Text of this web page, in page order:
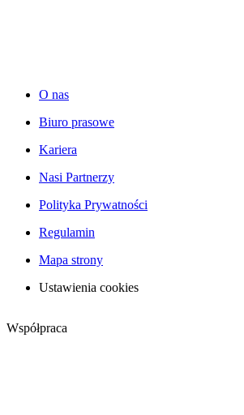
O nas
Biuro prasowe
Kariera
Nasi Partnerzy
Polityka Prywatności
Regulamin
Mapa strony
Ustawienia cookies
Współpraca